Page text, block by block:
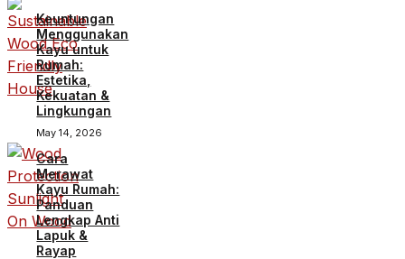
Keuntungan
Menggunakan
Kayu untuk
Rumah:
Estetika,
Kekuatan &
Lingkungan
May 14, 2026
Cara
Merawat
Kayu Rumah:
Panduan
Lengkap Anti
Lapuk &
Rayap